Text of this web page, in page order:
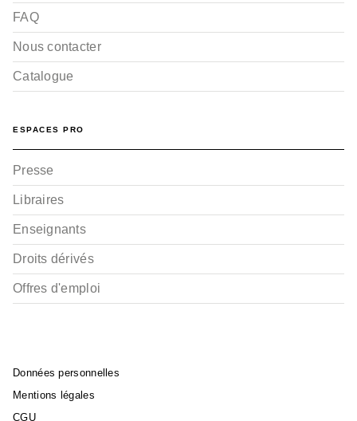
FAQ
Nous contacter
Catalogue
ESPACES PRO
Presse
Libraires
Enseignants
Droits dérivés
Offres d'emploi
Données personnelles
Mentions légales
CGU